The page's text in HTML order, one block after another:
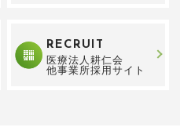
RECRUIT
医療法人耕仁会
他事業所採用サイト